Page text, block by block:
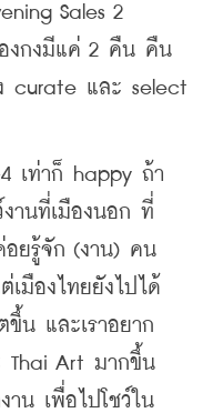
Sales 2
องกงมีแค่ 2 คืน คืน
curate และ select
เท่าก็ happy ถ้า
านที่เมืองนอก ที่
อยรู้จัก (งาน) คน
เมืองไทยยังไปได้
น และเราอยาก
Thai Art มากขึ้น
าน เพื่อไปโชว์ใน